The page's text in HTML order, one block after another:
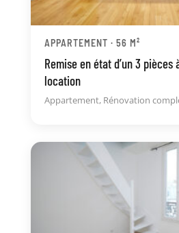
APPARTEMENT · 56 M²
Remise en état d’un 3 pièces
location
Appartement, Rénovation